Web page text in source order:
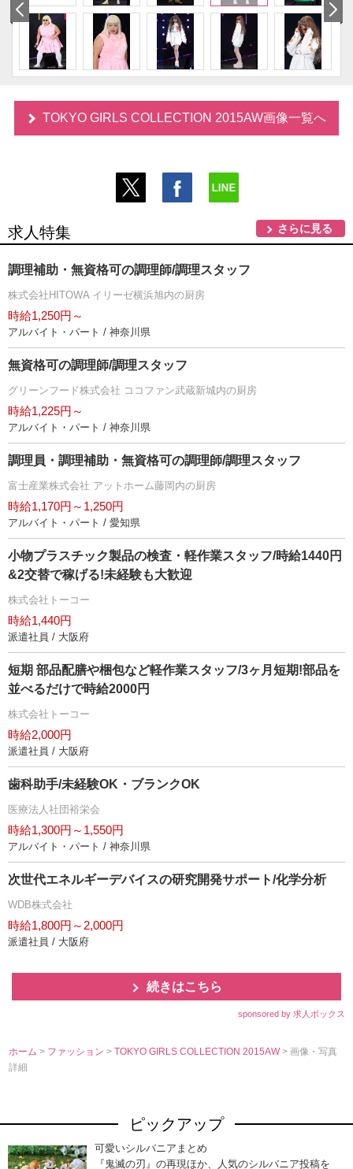
TOKYO GIRLS COLLECTION 2015AW画像一覧へ
求人特集 さらに見る
調理補助・無資格可の調理師/調理スタッフ
株式会社HITOWA イリーゼ横浜旭内の厨房
時給1,250円～
アルバイト・パート / 神奈川県
無資格可の調理師/調理スタッフ
グリーンフード株式会社 ココファン武蔵新城内の厨房
時給1,225円～
アルバイト・パート / 神奈川県
調理員・調理補助・無資格可の調理師/調理スタッフ
富士産業株式会社 アットホーム藤岡内の厨房
時給1,170円～1,250円
アルバイト・パート / 愛知県
小物プラスチック製品の検査・軽作業スタッフ/時給1440円
&2交替で稼げる!未経験も大歓迎
株式会社トーコー
時給1,440円
派遣社員 / 大阪府
短期 部品配膳や梱包など軽作業スタッフ/3ヶ月短期!部品を
並べるだけで時給2000円
株式会社トーコー
時給2,000円
派遣社員 / 大阪府
歯科助手/未経験OK・ブランクOK
医療法人社団裕栄会
時給1,300円～1,550円
アルバイト・パート / 神奈川県
次世代エネルギーデバイスの研究開発サポート/化学分析
WDB株式会社
時給1,800円～2,000円
派遣社員 / 大阪府
続きはこちら
sponsored by 求人ボックス
ホーム > ファッション>TOKYO GIRLS COLLECTION 2015AW> 画像・写真
詳細
ピックアップ
可愛いシルバニアまとめ
『鬼滅の刃』の再現ほか、人気のシルバニア投稿を